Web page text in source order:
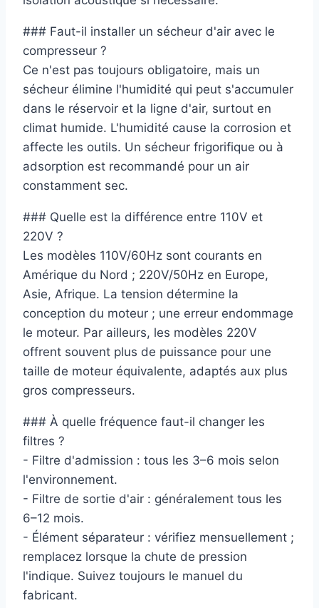
### Faut-il installer un sécheur d'air avec le
compresseur ?
Ce n'est pas toujours obligatoire, mais un
sécheur élimine l'humidité qui peut s'accumuler
dans le réservoir et la ligne d'air, surtout en
climat humide. L'humidité cause la corrosion et
affecte les outils. Un sécheur frigorifique ou à
adsorption est recommandé pour un air
constamment sec.
### Quelle est la différence entre 110V et
220V ?
Les modèles 110V/60Hz sont courants en
Amérique du Nord ; 220V/50Hz en Europe,
Asie, Afrique. La tension détermine la
conception du moteur ; une erreur endommage
le moteur. Par ailleurs, les modèles 220V
offrent souvent plus de puissance pour une
taille de moteur équivalente, adaptés aux plus
gros compresseurs.
### À quelle fréquence faut-il changer les
filtres ?
- Filtre d'admission : tous les 3–6 mois selon
l'environnement.
- Filtre de sortie d'air : généralement tous les
6–12 mois.
- Élément séparateur : vérifiez mensuellement ;
remplacez lorsque la chute de pression
l'indique. Suivez toujours le manuel du
fabricant.